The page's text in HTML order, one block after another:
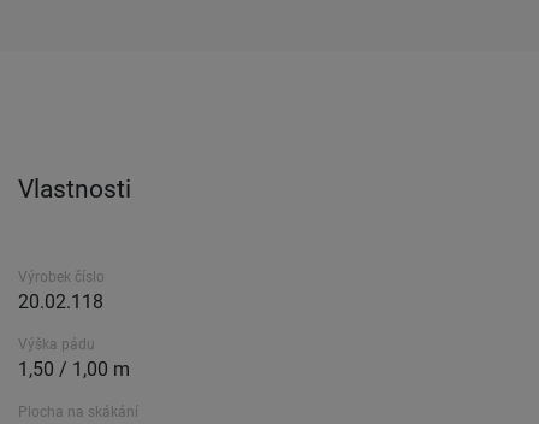
Vlastnosti
Výrobek číslo
20.02.118
Výška pádu
1,50 / 1,00 m
Plocha na skákání